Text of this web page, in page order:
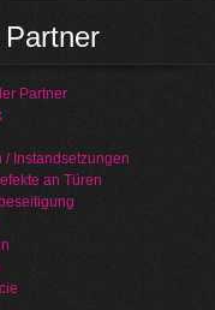
Partner
/ Instandsetzungen
an Türen